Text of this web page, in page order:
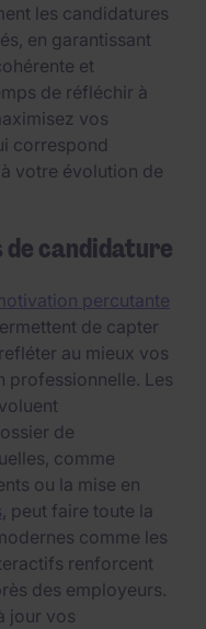
les candidatures
en garantissant
et
de réfléchir à
vos
correspond
votre évolution de
candidature
percutante
de capter
au mieux vos
professionnelle. Les
de
comme
ou la mise en
, peut faire toute la
comme les
renforcent
des employeurs.
jour vos